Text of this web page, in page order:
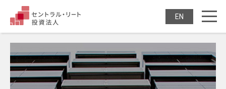
セントラル・リート
ENGLISH